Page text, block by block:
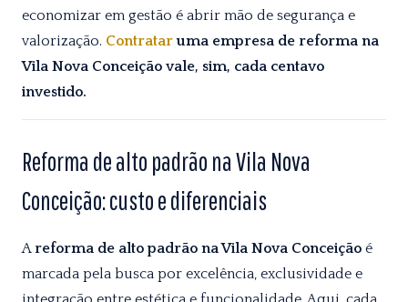
economizar em gestão é abrir mão de segurança e
valorização. Contrataruma empresa de reforma na
Vila Nova Conceição vale, sim, cada centavo
investido.
Reforma de alto padrão na Vila Nova
Conceição: custo e diferenciais
Areforma de alto padrão na Vila Nova Conceição é
marcada pela busca por excelência, exclusividade e